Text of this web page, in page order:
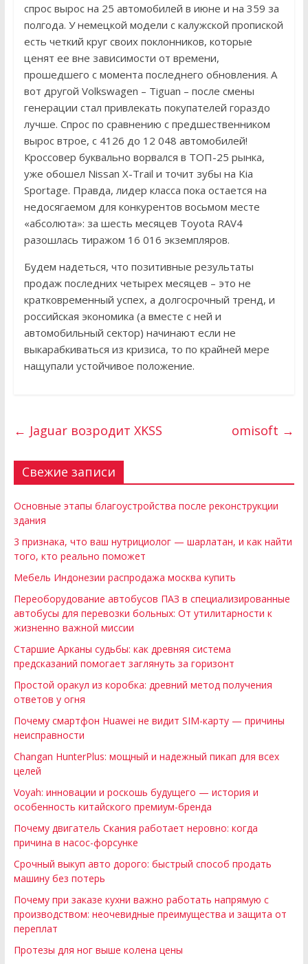
спрос вырос на 25 автомобилей в июне и на 359 за
полгода. У немецкой модели с калужской пропиской
есть четкий круг своих поклонников, которые
ценят ее вне зависимости от времени,
прошедшего с момента последнего обновления. А
вот другой Volkswagen – Tiguan – после смены
генерации стал привлекать покупателей гораздо
лучше. Спрос по сравнению с предшественником
вырос втрое, с 4126 до 12 048 автомобилей!
Кроссовер буквально ворвался в ТОП-25 рынка,
уже обошел Nissan X-Trail и точит зубы на Kia
Sportage. Правда, лидер класса пока остается на
недосягаемом для конкурентов восьмом месте
«абсолюта»: за шесть месяцев Toyota RAV4
разошлась тиражом 16 016 экземпляров.
Будем надеться, что позитивные результаты
продаж последних четырех месяцев – это не
кратковременный успех, а долгосрочный тренд, и
российская экономика (а вместе с ней и
автомобильный сектор) начинают если не
выкарабкиваться из кризиса, то по крайней мере
нащупали устойчивое положение.
← Jaguar возродит XKSS omisoft →
Свежие записи
Основные этапы благоустройства после реконструкции
здания
3 признака, что ваш нутрициолог — шарлатан, и как найти
того, кто реально поможет
Мебель Индонезии распродажа москва купить
Переоборудование автобусов ПАЗ в специализированные
автобусы для перевозки больных: От утилитарности к
жизненно важной миссии
Старшие Арканы судьбы: как древняя система
предсказаний помогает заглянуть за горизонт
Простой оракул из коробка: древний метод получения
ответов у огня
Почему смартфон Huawei не видит SIM-карту — причины
неисправности
Changan HunterPlus: мощный и надежный пикап для всех
целей
Voyah: инновации и роскошь будущего — история и
особенность китайского премиум-бренда
Почему двигатель Скания работает неровно: когда
причина в насос-форсунке
Срочный выкуп авто дорого: быстрый способ продать
машину без потерь
Почему при заказе кухни важно работать напрямую с
производством: неочевидные преимущества и защита от
переплат
Протезы для ног выше колена цены